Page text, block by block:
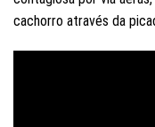
cachorro através da